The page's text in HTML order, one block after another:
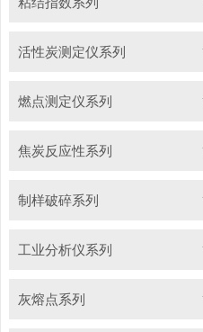
活性炭测定仪系列
燃点测定仪系列
焦炭反应性系列
制样破碎系列
工业分析仪系列
灰熔点系列